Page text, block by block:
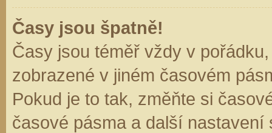
Časy jsou špatně!
Časy jsou téměř vždy v
zobrazené v jiném časovém
Pokud je to tak, změňte si
časové pásma a další